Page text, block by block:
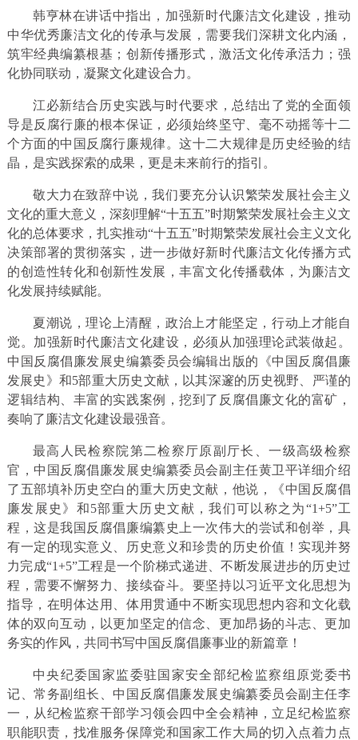
韩亨林在讲话中指出，加强新时代廉洁文化建设，推动
中华优秀廉洁文化的传承与发展，需要我们深耕文化内涵，
筑牢经典编纂根基；创新传播形式，激活文化传承活力；强
化协同联动，凝聚文化建设合力。
江必新结合历史实践与时代要求，总结出了党的全面领
导是反腐行廉的根本保证，必须始终坚守、毫不动摇等十二
个方面的中国反腐行廉规律。这十二大规律是历史经验的结
晶，是实践探索的成果，更是未来前行的指引。
敬大力在致辞中说，我们要充分认识繁荣发展社会主义
文化的重大意义，深刻理解“十五五”时期繁荣发展社会主义文
化的总体要求，扎实推动“十五五”时期繁荣发展社会主义文化
决策部署的贯彻落实，进一步做好新时代廉洁文化传播方式
的创造性转化和创新性发展，丰富文化传播载体，为廉洁文
化发展持续赋能。
夏潮说，理论上清醒，政治上才能坚定，行动上才能自
觉。加强新时代廉洁文化建设，必须从加强理论武装做起。
中国反腐倡廉发展史编纂委员会编辑出版的《中国反腐倡廉
发展史》和5部重大历史文献，以其深邃的历史视野、严谨的
逻辑结构、丰富的实践案例，挖到了反腐倡廉文化的富矿，
奏响了廉洁文化建设最强音。
最高人民检察院第二检察厅原副厅长、一级高级检察
官，中国反腐倡廉发展史编纂委员会副主任黄卫平详细介绍
了五部填补历史空白的重大历史文献，他说，《中国反腐倡
廉发展史》和5部重大历史文献，我们可以称之为“1+5”工
程，这是我国反腐倡廉编纂史上一次伟大的尝试和创举，具
有一定的现实意义、历史意义和珍贵的历史价值！实现并努
力完成“1+5”工程是一个阶梯式递进、不断发展进步的历史过
程，需要不懈努力、接续奋斗。要坚持以习近平文化思想为
指导，在明体达用、体用贯通中不断实现思想内容和文化载
体的双向互动，以更加坚定的信念、更加昂扬的斗志、更加
务实的作风，共同书写中国反腐倡廉事业的新篇章！
中央纪委国家监委驻国家安全部纪检监察组原党委书
记、常务副组长、中国反腐倡廉发展史编纂委员会副主任李
一，从纪检监察干部学习领会四中全会精神，立足纪检监察
职能职责，找准服务保障党和国家工作大局的切入点着力点